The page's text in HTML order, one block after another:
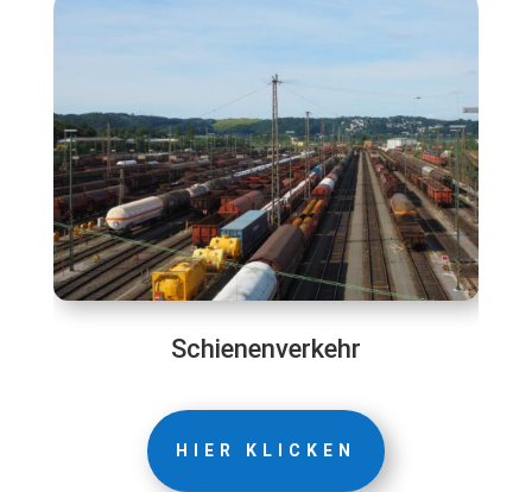
Schienenverkehr
HIER KLICKEN